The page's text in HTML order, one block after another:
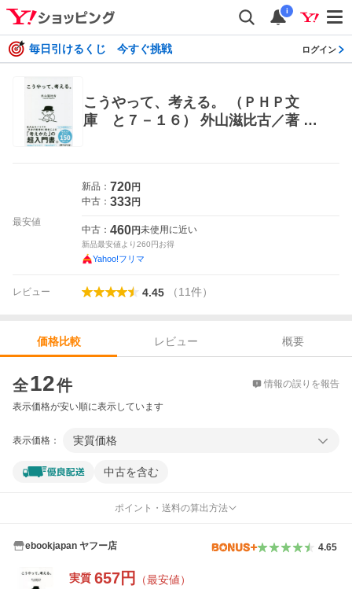
i
毎日引けるくじ 今すぐ挑戦 ログイン
こうやって、考える。 （ＰＨＰ文
庫 と７－１６） 外山滋比古／著 PH
最安値
新品： 720円
中古： 333円
中古： 460円未使用に近い
新品最安値より260円お得
Yahoo!フリマ
レビュー 4.45 （11件）
価格比較 レビュー
概要
全12件 情報の誤りを報告
表示価格が安い順に表示しています
表示価格： 実質価格
中古を含む
ポイント・送料の算出方法
ebookjapan ヤフー店 4.65
実質 657円 （最安値）